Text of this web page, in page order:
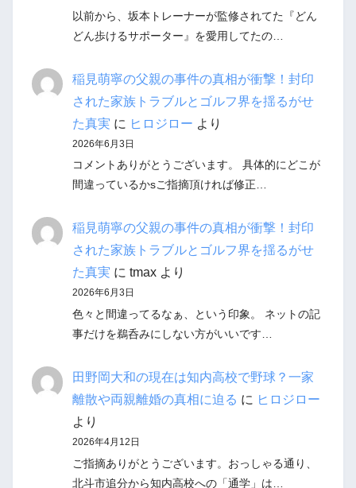
以前から、坂本トレーナーが監修されてた『どん
どん歩けるサポーター』を愛用してたの…
稲見萌寧の父親の事件の真相が衝撃！封印
された家族トラブルとゴルフ界を揺るがせ
た真実 に ヒロジロー より
2026年6月3日
コメントありがとうございます。 具体的にどこが
間違っているかsご指摘頂ければ修正…
稲見萌寧の父親の事件の真相が衝撃！封印
された家族トラブルとゴルフ界を揺るがせ
た真実 に tmaxより
2026年6月3日
色々と間違ってるなぁ、という印象。 ネットの記
事だけを鵜呑みにしない方がいいです…
田野岡大和の現在は知内高校で野球？一家
離散や両親離婚の真相に迫る に ヒロジロー
より
2026年4月12日
ご指摘ありがとうございます。おっしゃる通り、
北斗市追分から知内高校への「通学」は…